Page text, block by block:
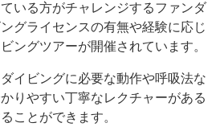
いる方がチャレンジするファンダ
グライセンスの有無や経験に応じ
ングツアーが開催されています。
イビングに必要な動作や呼吸法な
りやすい丁寧なレクチャーがある
ことができます。